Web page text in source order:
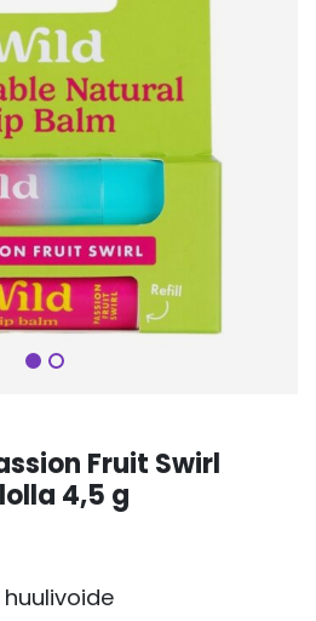
Seuraava
Fruit Swirl
4,5 g